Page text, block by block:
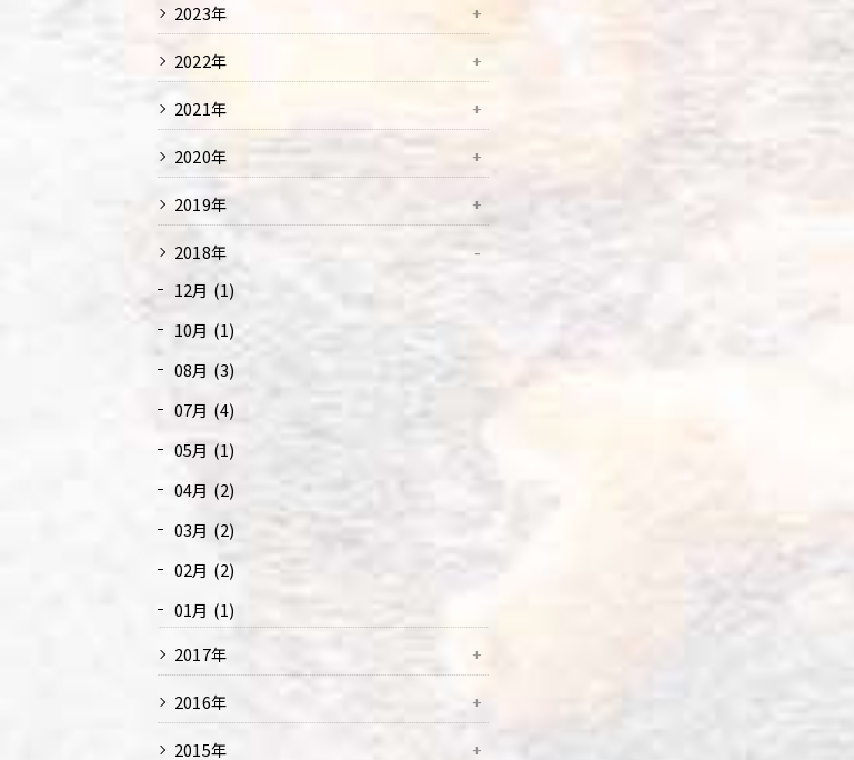
2023年
2022年
2021年
2020年
2019年
2018年
12月 (1)
10月 (1)
08月 (3)
07月 (4)
05月 (1)
04月 (2)
03月 (2)
02月 (2)
01月 (1)
2017年
2016年
2015年